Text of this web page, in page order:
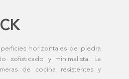
horizontales de piedra
sofisticado y minimalista. La
de cocina resistentes y